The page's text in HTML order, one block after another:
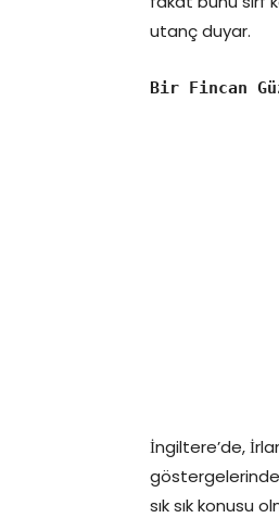
utanç duyar.
Bir Fincan
İngiltere’de,
sık sık konusu